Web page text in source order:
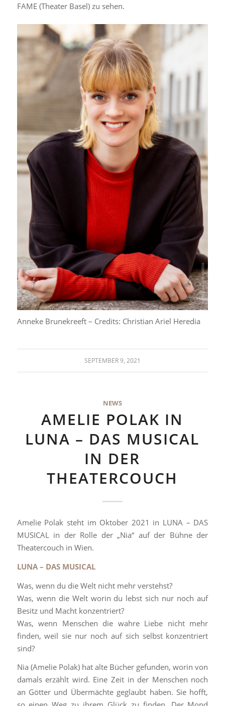
FAME (Theater Basel) zu sehen.
Anneke Brunekreeft – Credits: Christian Ariel Heredia
SEPTEMBER 9, 2021
NEWS
AMELIE POLAK IN
LUNA – DAS MUSICAL
IN DER
THEATERCOUCH
Amelie Polak steht im Oktober 2021 in LUNA – DAS
MUSICAL in der Rolle der „Nia“ auf der Bühne der
Theatercouch in Wien.
LUNA – DAS MUSICAL
Was, wenn du die Welt nicht mehr verstehst?
Was, wenn die Welt worin du lebst sich nur noch auf
Besitz und Macht konzentriert?
Was, wenn Menschen die wahre Liebe nicht mehr
finden, weil sie nur noch auf sich selbst konzentriert
sind?
Nia (Amelie Polak) hat alte Bücher gefunden, worin von
damals erzählt wird. Eine Zeit in der Menschen noch
an Götter und Übermächte geglaubt haben. Sie hofft,